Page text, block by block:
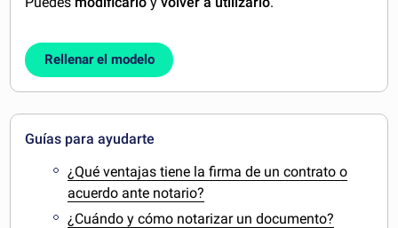
Rellenar el modelo
Guías para ayudarte
¿Qué ventajas tiene la firma de un contrato o
acuerdo ante notario?
¿Cuándo y cómo notarizar un documento?